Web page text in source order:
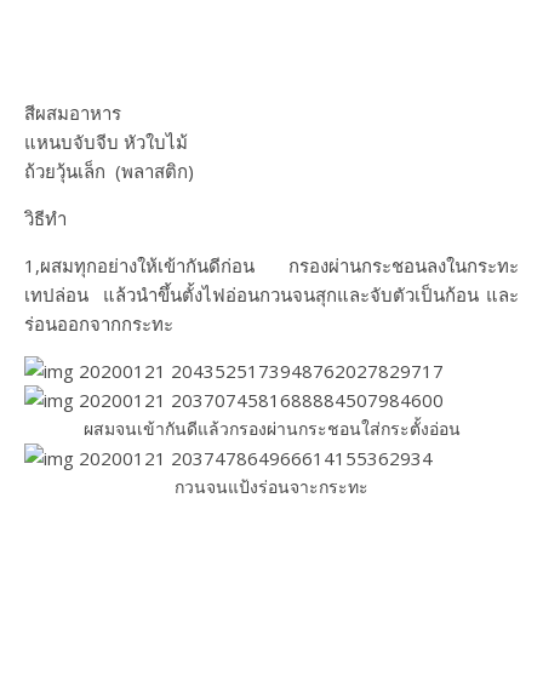
สีผสมอาหาร
แหนบจับจีบ​ หัวใบไม้
ถ้วยวุ้นเล็ก​ (พลาสติก)​
วิธีทำ
1,ผสมทุกอย่างให้เข้ากันดีก่อน​ กรองผ่านกระชอนลงในกระทะ
เทปล่อน แล้วนำขึ้นตั้งไฟอ่อนกวนจนสุกและจับตัวเป็นก้อน​ และ
ร่อนออกจากกระทะ
ผสมจนเข้ากันดีแล้วกรองผ่านกระชอนใส่กระตั้งอ่อน
กวนจนแป้งร่อนจาะกระทะ